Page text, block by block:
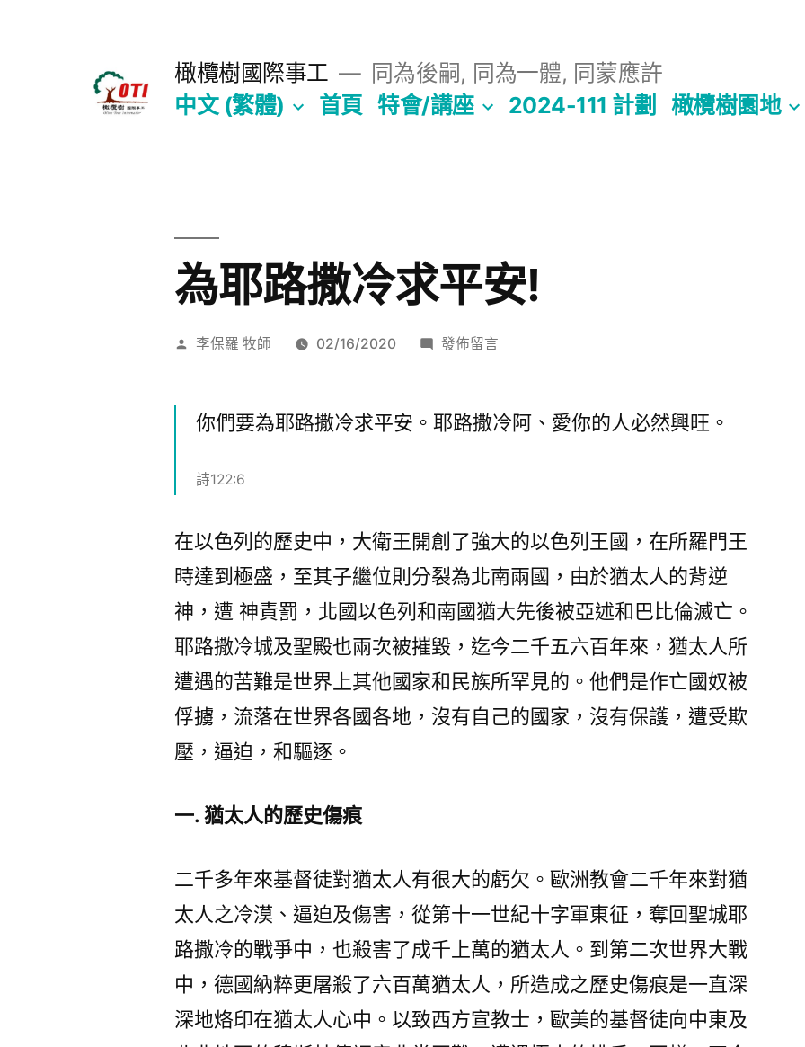
橄欖樹國際事工
同為後嗣, 同為一體, 同蒙應許
中文 (繁體)
首頁 特會/講座 2024-111 計劃 橄欖樹園地
為耶路撒冷求平安!
作
李保羅 牧師 02/16/2020
在
路
安!〉
發佈留言
你們要為耶路撒冷求平安。耶路撒冷阿、愛你的人必然興旺。
詩122:6
在以色列的歷史中，大衛王開創了強大的以色列王國，在所羅門王
時達到極盛，至其子繼位則分裂為北南兩國，由於猶太人的背逆
神，遭 神責罰，北國以色列和南國猶大先後被亞述和巴比倫滅亡。
耶路撒冷城及聖殿也兩次被摧毀，迄今二千五六百年來，猶太人所
遭遇的苦難是世界上其他國家和民族所罕見的。他們是作亡國奴被
俘擄，流落在世界各國各地，沒有自己的國家，沒有保護，遭受欺
壓，逼迫，和驅逐。
一. 猶太人的歷史傷痕
二千多年來基督徒對猶太人有很大的虧欠。歐洲教會二千年來對猶
太人之冷漠、逼迫及傷害，從第十一世紀十字軍東征，奪回聖城耶
路撒冷的戰爭中，也殺害了成千上萬的猶太人。到第二次世界大戰
中，德國納粹更屠殺了六百萬猶太人，所造成之歷史傷痕是一直深
深地烙印在猶太人心中。以致西方宣教士，歐美的基督徒向中東及